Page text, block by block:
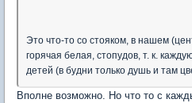
Это что-то со стояком, в нашем
горячая белая, стопудов, т. к.
детей (в будни только душь и там
Вполне возможно. Но что то с